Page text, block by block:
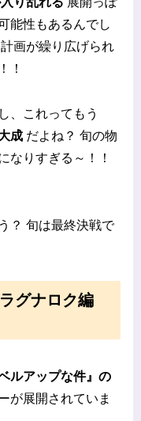
能性もあるんでし
画が繰り広げられ
！
、これってもう
成 だよね？ 旬の物
なりすぎる～！！
？ 旬は最終決戦で
グナロク編
ルアップな件』の
が展開されていま